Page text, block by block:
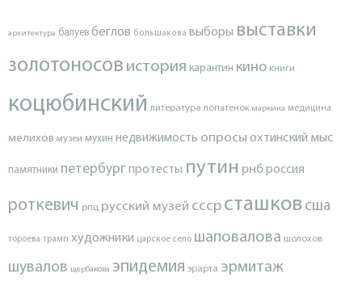
архитектура балуев беглов большакова выборы выставки
золотоносов история карантин кино книги
коцюбинский литература лопатенок маркина медицина
мелихов музеи мухин недвижимость опросы охтинский мыс
памятники петербургпротесты путин рнброссия
роткевич рпц русский музей ссср сташков сша
тороева трамп художники царское село шаповалова шолохов
шувалов щербакова эпидемия эрарта эрмитаж